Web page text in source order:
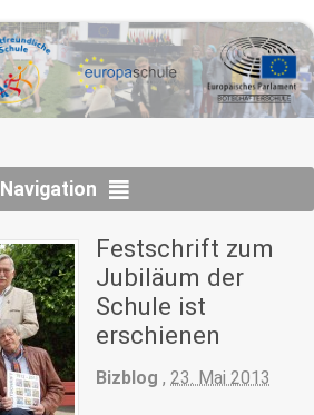
Navigation
Festschrift zum
Jubiläum der
Schule ist
erschienen
Bizblog , 23. Mai 2013